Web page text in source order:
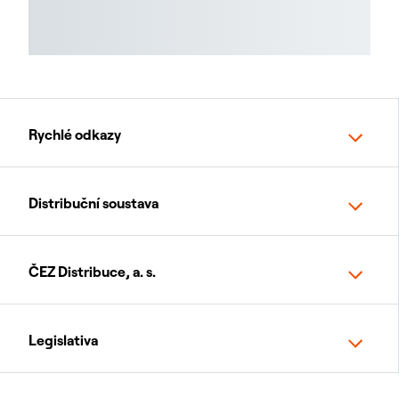
Rychlé odkazy
Distribuční soustava
ČEZ Distribuce, a. s.
Legislativa